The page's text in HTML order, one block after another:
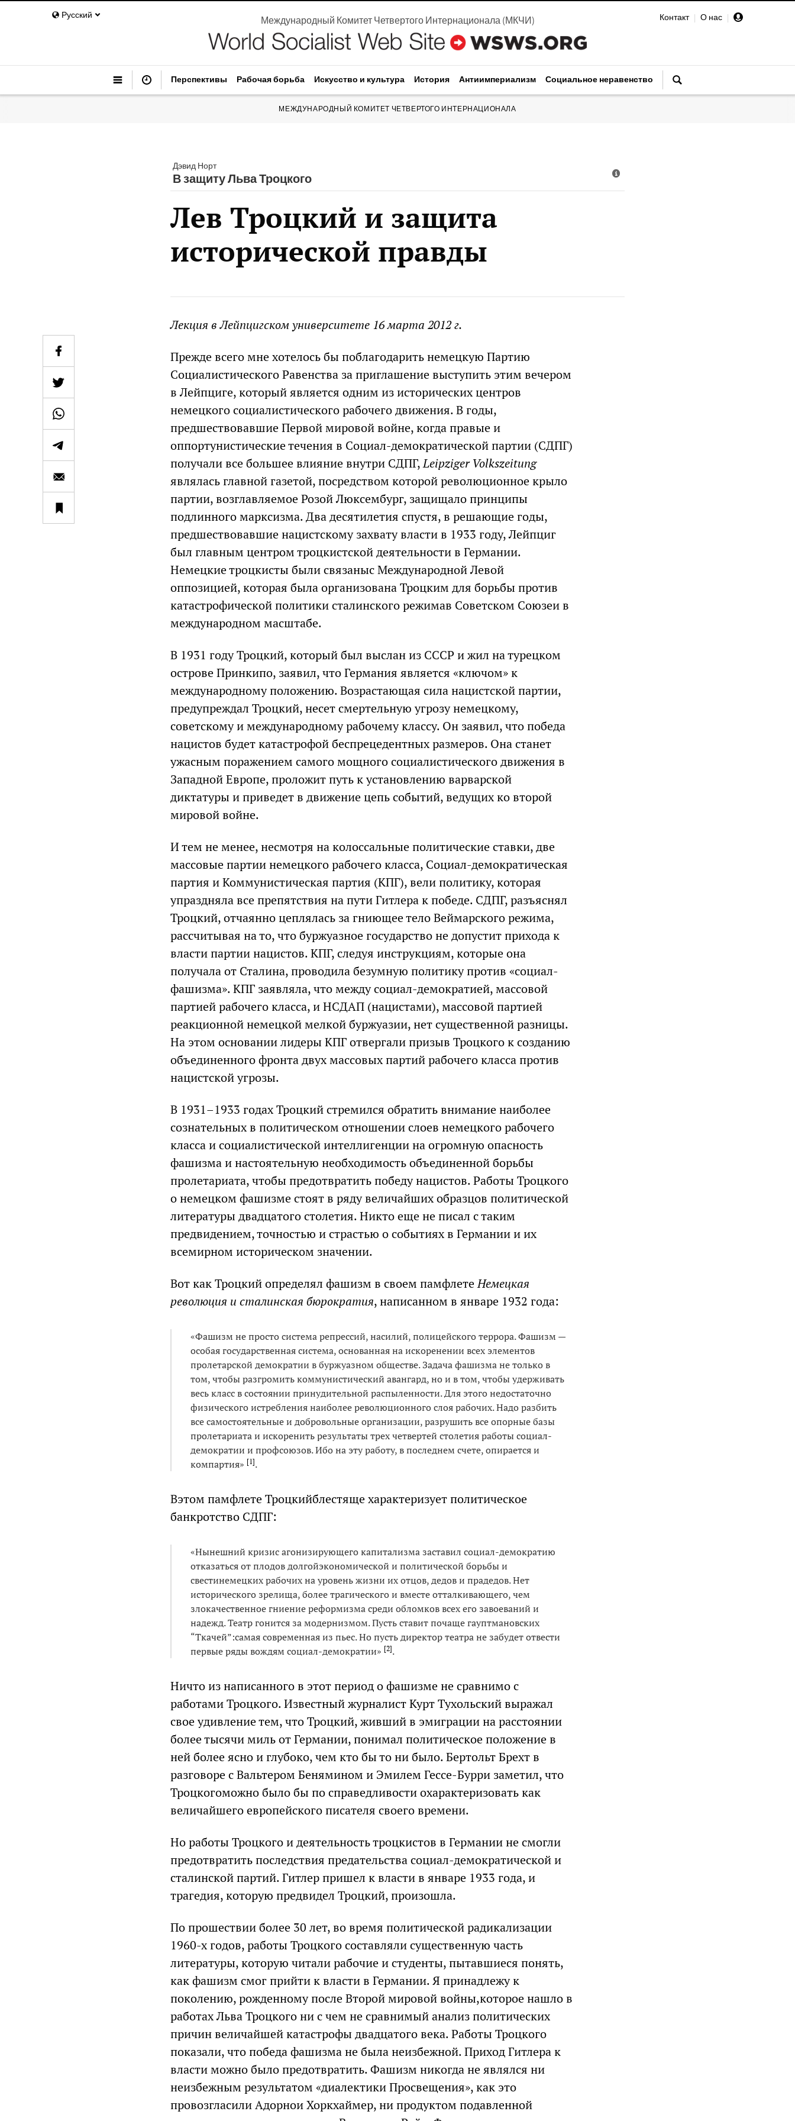
Русский Контакт | О нас |
Международный Комитет Четвертого Интернационала(МКЧИ)
Перспективы Рабочая борьба Искусство и культура История Антиимпериализм Социальное неравенство
МЕЖДУНАРОДНЫЙ КОМИТЕТ ЧЕТВЕРТОГО ИНТЕРНАЦИОНАЛА
Дэвид Норт
В защиту Льва Троцкого
Лев Троцкий и защита
исторической правды
Лекция в Лейпцигском университете 16 марта 2012 г.
Прежде всего мне хотелось бы поблагодарить немецкую Партию
Социалистического Равенства за приглашение выступить этим вечером
в Лейпциге, который является одним из исторических центров
немецкого социалистического рабочего движения. В годы,
предшествовавшие Первой мировой войне, когда правые и
оппортунистические течения в Социал-демократической партии (СДПГ)
получали все большее влияние внутри СДПГ,Leipziger Volkszeitung
являлась главной газетой, посредством которой революционное крыло
партии, возглавляемое Розой Люксембург, защищало принципы
подлинного марксизма. Два десятилетия спустя, в решающие годы,
предшествовавшие нацистскому захвату власти в 1933 году, Лейпциг
был главным центром троцкистской деятельности в Германии.
Немецкие троцкисты были связаныс Международной Левой
оппозицией, которая была организована Троцким для борьбы против
катастрофической политики сталинского режимав Советском Союзеи в
международном масштабе.
В 1931 году Троцкий, который был выслан из СССР и жил на турецком
острове Принкипо, заявил, что Германия является «ключом» к
международному положению. Возрастающая сила нацистской партии,
предупреждал Троцкий, несет смертельную угрозу немецкому,
советскому и международному рабочему классу. Он заявил, что победа
нацистов будет катастрофой беспрецедентных размеров. Она станет
ужасным поражением самого мощного социалистического движения в
Западной Европе, проложит путь к установлению варварской
диктатуры и приведет в движение цепь событий, ведущих ко второй
мировой войне.
И тем не менее, несмотря на колоссальные политические ставки, две
массовые партии немецкого рабочего класса, Социал-демократическая
партия и Коммунистическая партия (КПГ), вели политику, которая
упраздняла все препятствия на пути Гитлера к победе. СДПГ, разъяснял
Троцкий, отчаянно цеплялась за гниющее тело Веймарского режима,
рассчитывая на то, что буржуазное государство не допустит прихода к
власти партии нацистов. КПГ, следуя инструкциям, которые она
получала от Сталина, проводила безумную политику против «социал-
фашизма». КПГ заявляла, что между социал-демократией, массовой
партией рабочего класса, и НСДАП (нацистами), массовой партией
реакционной немецкой мелкой буржуазии, нет существенной разницы.
На этом основании лидеры КПГ отвергали призыв Троцкого к созданию
объединенного фронта двух массовых партий рабочего класса против
нацистской угрозы.
В 1931–1933 годах Троцкий стремился обратить внимание наиболее
сознательных в политическом отношении слоев немецкого рабочего
класса и социалистической интеллигенции на огромную опасность
фашизма и настоятельную необходимость объединенной борьбы
пролетариата, чтобы предотвратить победу нацистов. Работы Троцкого
о немецком фашизме стоят в ряду величайших образцов политической
литературы двадцатого столетия. Никто еще не писал с таким
предвидением, точностью и страстью о событиях в Германии и их
всемирном историческом значении.
Вот как Троцкий определял фашизм в своем памфлетеНемецкая
революция и сталинская бюрократия, написанном в январе 1932 года:
«Фашизм не просто система репрессий, насилий, полицейского террора. Фашизм —
особая государственная система, основанная на искоренении всех элементов
пролетарской демократии в буржуазном обществе. Задача фашизма не только в
том, чтобы разгромить коммунистический авангард, но и в том, чтобы удерживать
весь класс в состоянии принудительной распыленности. Для этого недостаточно
физического истребления наиболее революционного слоя рабочих. Надо разбить
все самостоятельные и добровольные организации, разрушить все опорные базы
пролетариата и искоренить результаты трех четвертей столетия работы социал-
демократии и профсоюзов. Ибо на эту работу, в последнем счете, опирается и
компартия» [1].
Вэтом памфлете Троцкийблестяще характеризует политическое
банкротство СДПГ:
«Нынешний кризис агонизирующего капитализма заставил социал-демократию
отказаться от плодов долгойэкономической и политической борьбы и
свестинемецких рабочих на уровень жизни их отцов, дедов и прадедов. Нет
исторического зрелища, более трагического и вместе отталкивающего, чем
злокачественное гниение реформизма среди обломков всех его завоеваний и
надежд. Театр гонится за модернизмом. Пусть ставит почаще гауптмановских
“Ткачей”:самая современная из пьес. Но пусть директор театра не забудет отвести
первые ряды вождям социал-демократии» [2].
Ничто из написанного в этот период о фашизме не сравнимо с
работами Троцкого. Известный журналист Курт Тухольский выражал
свое удивление тем, что Троцкий, живший в эмиграции на расстоянии
более тысячи миль от Германии, понимал политическое положение в
ней более ясно и глубоко, чем кто бы то ни было. Бертольт Брехт в
разговоре с Вальтером Бенямином и Эмилем Гессе-Бурри заметил, что
Троцкогоможно было бы по справедливости охарактеризовать как
величайшего европейского писателя своего времени.
Но работы Троцкого и деятельность троцкистов в Германии не смогли
предотвратить последствия предательства социал-демократической и
сталинской партий. Гитлер пришел к власти в январе 1933 года, и
трагедия, которую предвидел Троцкий, произошла.
По прошествии более 30 лет, во время политической радикализации
1960-х годов, работы Троцкого составляли существенную часть
литературы, которую читали рабочие и студенты, пытавшиеся понять,
как фашизм смог прийти к власти в Германии. Я принадлежу к
поколению, рожденному после Второй мировой войны,которое нашло в
работах Льва Троцкого ни с чем не сравнимый анализ политических
причин величайшей катастрофы двадцатого века. Работы Троцкого
показали, что победа фашизма не была неизбежной. Приход Гитлера к
власти можно было предотвратить. Фашизм никогда не являлся ни
неизбежным результатом «диалектики Просвещения», как это
провозгласили Адорнои Хоркхаймер, ни продуктом подавленной